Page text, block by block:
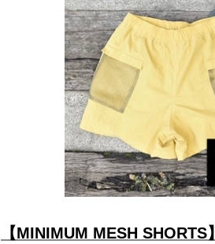
【MINIMUM MESH SHORTS